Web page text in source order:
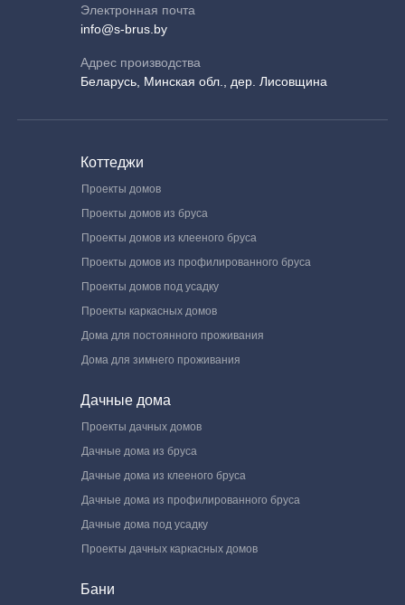
Электронная почта
info@s-brus.by
Адрес производства
Беларусь, Минская обл., дер. Лисовщина
Коттеджи
Проекты домов
Проекты домов из бруса
Проекты домов из клееного бруса
Проекты домов из профилированного бруса
Проекты домов под усадку
Проекты каркасных домов
Дома для постоянного проживания
Дома для зимнего проживания
Дачные дома
Проекты дачных домов
Дачные дома из бруса
Дачные дома из клееного бруса
Дачные дома из профилированного бруса
Дачные дома под усадку
Проекты дачных каркасных домов
Бани